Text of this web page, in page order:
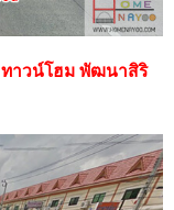
ทาวน์โฮม พัฒนาสิริ